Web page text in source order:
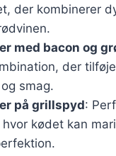
der kombinerer
med bacon og
der
smag.
på grillspyd:
kødet kan